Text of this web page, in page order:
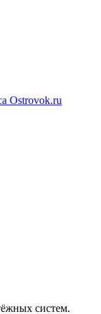
Ostrovok.ru
систем.